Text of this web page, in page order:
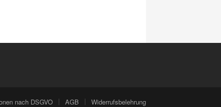
nach DSGVO AGB Widerrufsbelehrung